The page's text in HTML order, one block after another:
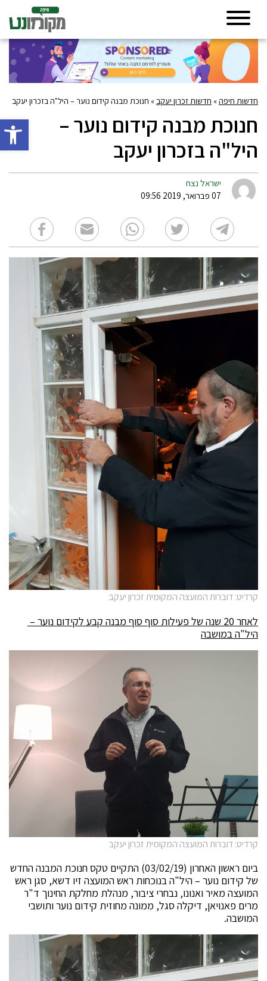
פתח
חדשות חיפה» חדשות זכרון יעקב» חנוכת מבנה קידום נוער – היל"ה בזכרון יעקב
חנוכת מבנה קידום נוער –
היל"ה בזכרון יעקב
ישראל נצח
07 פברואר, 2019 09:56
קרדיט: דוברות המועצה המקומית זכרון יעקב
לאחר 20 שנה של פעילות סוף סוף מבנה קבע לקידום נוער –
היל"ה במושבה
קרדיט: דוברות המועצה המקומית זכרון יעקב
ביום ראשון האחרון (03/02/19) התקיים טקס חנוכת המבנה החדש
של קידום נוער – היל"ה בנוכחות ראש המועצה זיו דשא, סגן ראש
המועצה מאיר ואנונו, נבחרי ציבור, מנהלת מחלקת החינוך ד"ר
מרים פאנויאן, דיקלה סגל, ממונה מחוזית קידום נוער ותושבי
המושבה.